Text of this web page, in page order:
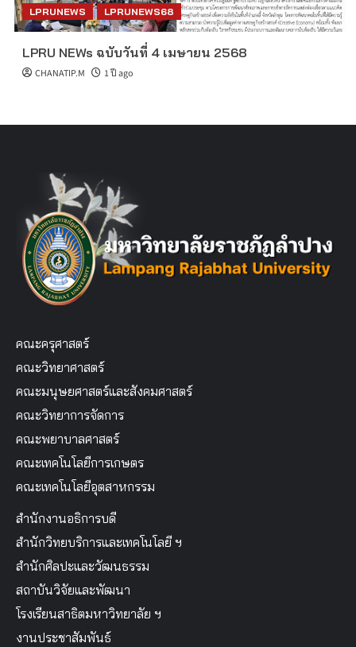
LPRUNEWS LPRUNEWS68
LPRU NEWs ฉบับวันที่ 4 เมษายน 2568
CHANATIP.M 1 ปี ago
คณะครุศาสตร์
คณะวิทยาศาสตร์
คณะมนุษยศาสตร์และสังคมศาสตร์
คณะวิทยาการจัดการ
คณะพยาบาลศาสตร์
คณะเทคโนโลยีการเกษตร
คณะเทคโนโลยีอุตสาหกรรม
สำนักงานอธิการบดี
สำนักวิทยบริการและเทคโนโลยี ฯ
สำนักศิลปะและวัฒนธรรม
สถาบันวิจัยและพัฒนา
โรงเรียนสาธิตมหาวิทยาลัย ฯ
งานประชาสัมพันธ์